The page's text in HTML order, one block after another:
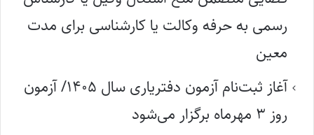
رسمی به حرفه وکالت یا کارشناسی برای مدت
معین
آغاز ثبت‌نام آزمون دفتریاری سال ۱۴۰۵/ آزمون
روز ۳ مهرماه برگزار می‌شود